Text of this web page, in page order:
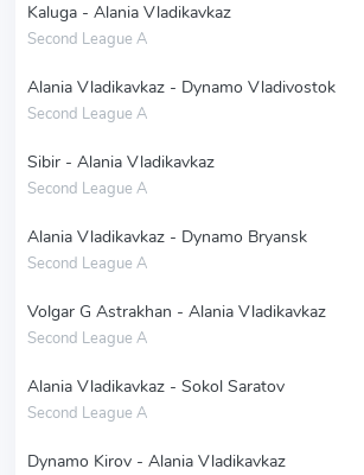
Kaluga - Alania Vladikavkaz
Second League A
Alania Vladikavkaz - Dynamo Vladivostok
Second League A
Sibir - Alania Vladikavkaz
Second League A
Alania Vladikavkaz - Dynamo Bryansk
Second League A
Volgar G Astrakhan - Alania Vladikavkaz
Second League A
Alania Vladikavkaz - Sokol Saratov
Second League A
Dynamo Kirov - Alania Vladikavkaz